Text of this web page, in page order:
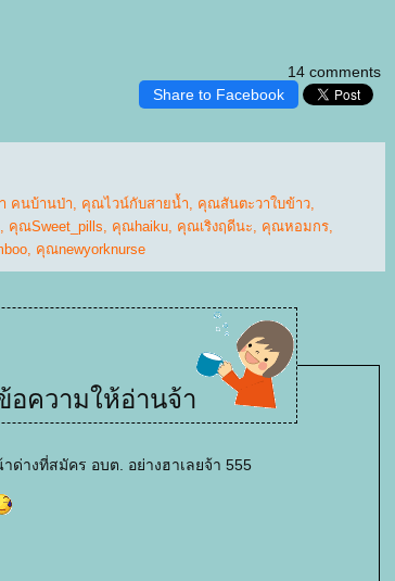
14 comments
Share to Facebook
คนบ้านป่า, คุณไวน์กับสายน้ำ, คุณสันตะวาใบข้าว,
, คุณSweet_pills, คุณhaiku, คุณเริงฤดีนะ, คุณหอมกร,
, คุณnewyorknurse
ความให้อ่านจ้า
ด่างที่สมัคร อบต. อย่างฮาเลยจ้า 555